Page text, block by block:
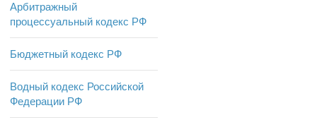
Арбитражный
процессуальный кодекс РФ
Бюджетный кодекс РФ
Водный кодекс Российской
Федерации РФ